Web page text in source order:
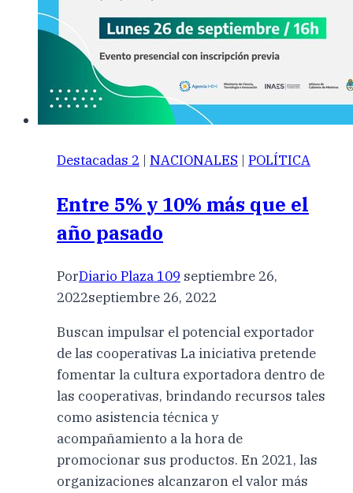
Destacadas 2 | NACIONALES | POLÍTICA
Entre 5% y 10% más que el
año pasado
PorDiario Plaza 109 septiembre 26,
2022septiembre 26, 2022
Buscan impulsar el potencial exportador
de las cooperativas La iniciativa pretende
fomentar la cultura exportadora dentro de
las cooperativas, brindando recursos tales
como asistencia técnica y
acompañamiento a la hora de
promocionar sus productos. En 2021, las
organizaciones alcanzaron el valor más